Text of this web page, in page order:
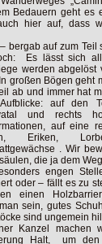
Bedauern geht es
hier auf, dass
bergab auf zum
Es lässt sich
werden
großen Bögen geht
ab und immer hat
auf den
und rechts
auf eine
Eriken,
. Wir
die ja dem
engen
oder – fällt es zu
einen
sein, gutes
sind ungemein
Kanzel machen
Halt, um